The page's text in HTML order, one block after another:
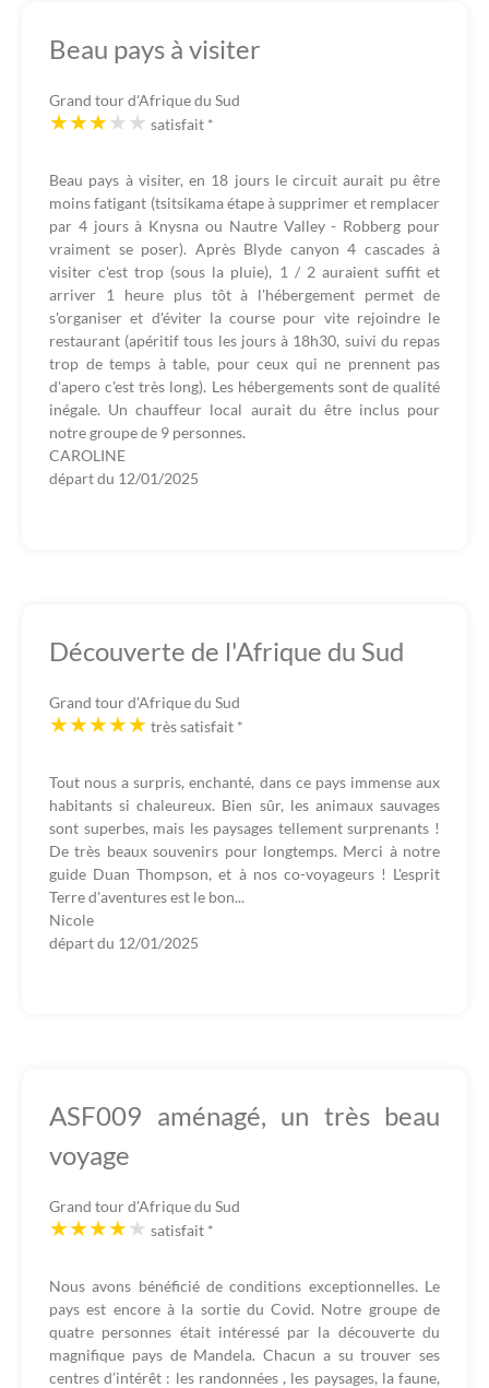
Beau pays à visiter
Grand tour d'Afrique du Sud
satisfait *
Beau pays à visiter, en 18 jours le circuit aurait pu être
moins fatigant (tsitsikama étape à supprimer et remplacer
par 4 jours à Knysna ou Nautre Valley - Robberg pour
vraiment se poser). Après Blyde canyon 4 cascades à
visiter c'est trop (sous la pluie), 1 / 2 auraient suffit et
arriver 1 heure plus tôt à l'hébergement permet de
s'organiser et d'éviter la course pour vite rejoindre le
restaurant (apéritif tous les jours à 18h30, suivi du repas
trop de temps à table, pour ceux qui ne prennent pas
d'apero c'est très long). Les hébergements sont de qualité
inégale. Un chauffeur local aurait du être inclus pour
notre groupe de 9 personnes.
CAROLINE
départ du 12/01/2025
Découverte de l'Afrique du Sud
Grand tour d'Afrique du Sud
très satisfait *
Tout nous a surpris, enchanté, dans ce pays immense aux
habitants si chaleureux. Bien sûr, les animaux sauvages
sont superbes, mais les paysages tellement surprenants !
De très beaux souvenirs pour longtemps. Merci à notre
guide Duan Thompson, et à nos co-voyageurs ! L'esprit
Terre d'aventures est le bon...
Nicole
départ du 12/01/2025
ASF009 aménagé, un très beau
voyage
Grand tour d'Afrique du Sud
satisfait *
Nous avons bénéficié de conditions exceptionnelles. Le
pays est encore à la sortie du Covid. Notre groupe de
quatre personnes était intéressé par la découverte du
magnifique pays de Mandela. Chacun a su trouver ses
centres d’intérêt : les randonnées , les paysages, la faune,